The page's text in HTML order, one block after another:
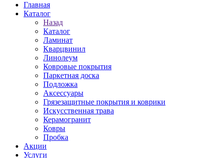
Главная
Каталог
Назад
Каталог
Ламинат
Кварцвинил
Линолеум
Ковровые покрытия
Паркетная доска
Подложка
Аксессуары
Грязезащитные покрытия и коврики
Искусственная трава
Керамогранит
Ковры
Пробка
Акции
Услуги